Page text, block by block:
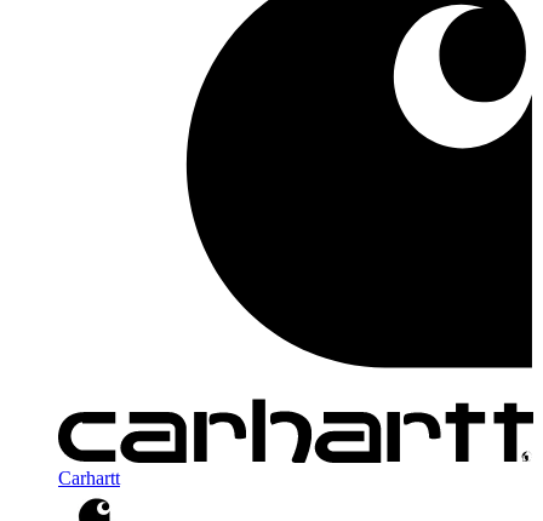
Carhartt